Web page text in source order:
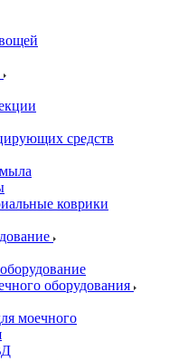
средств
коврики
оборудования
моечного